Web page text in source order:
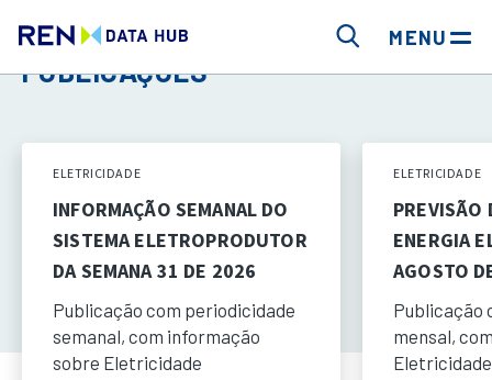
MENU
PUBLICAÇÕES
ELETRICIDADE
INFORMAÇÃO SEMANAL DO
SISTEMA ELETROPRODUTOR
DA SEMANA 31 DE 2026
Publicação com periodicidade
semanal, com informação
sobre Eletricidade
ELETRICIDADE
PREVISÃO
ENERGIA
AGOSTO
Publicação
mensal,
Eletricidade